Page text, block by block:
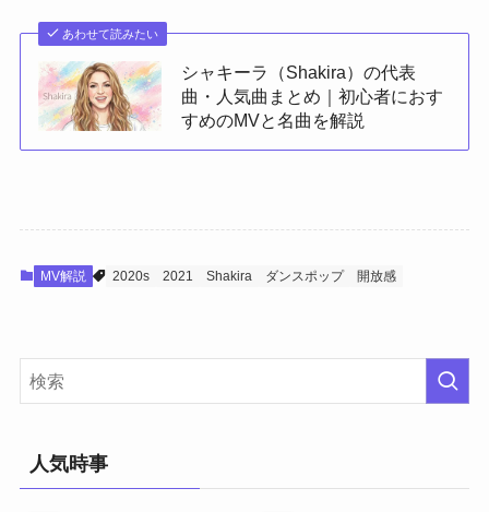
あわせて読みたい
シャキーラ（Shakira）の代表
曲・人気曲まとめ｜初心者におす
すめのMVと名曲を解説
MV解説 2020s 2021 Shakira ダンスポップ 開放感
人気時事